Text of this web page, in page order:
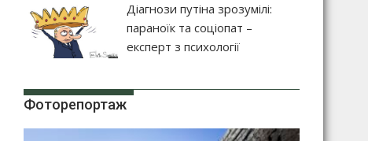
Діагнози путіна зрозумілі:
параноїк та соціопат –
експерт з психології
Фоторепортаж